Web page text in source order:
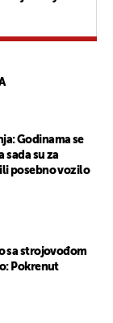
Godinama se
sada su za
posebno vozilo
sa strojovođom
Pokrenut